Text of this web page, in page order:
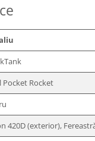
Pocket Rocket
420D (exterior),